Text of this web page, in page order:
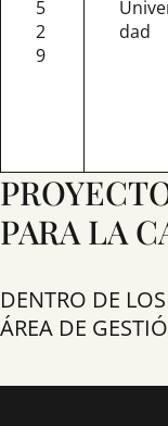
5
2
9
dad
PARA LA
DENTRO DE
ÁREA DE